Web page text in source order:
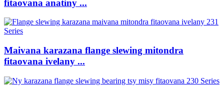
fitaovana anatiny ...
Maivana karazana flange slewing mitondra
fitaovana ivelany ...